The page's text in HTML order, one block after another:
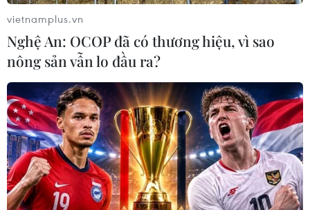
07/08/2026 08:58
Từ Quảng Ninh đến Quảng Trị chủ
động ứng phó với áp thấp nhiệt đới
07/08/2026 08:21
Hạn hán nghiêm trọng đe dọa "huyết
mạch" kinh tế châu Âu
07/08/2026 07:58
vietnamplus.vn
Nghệ An: OCOP đã có thương hiệu, vì sao
nông sản vẫn lo đầu ra?